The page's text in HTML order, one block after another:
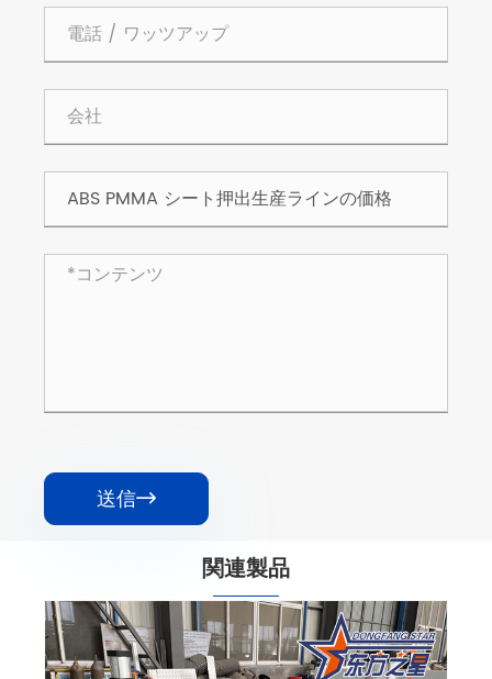
送信
関連製品